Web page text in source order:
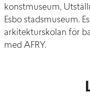
konstmuseum,
Esbo stadsmuseum.
arkitekturskolan för
med AFRY.